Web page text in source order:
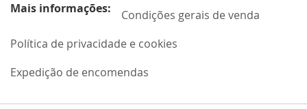
Mais informações:
Condições gerais de venda
Política de privacidade e cookies
Expedição de encomendas